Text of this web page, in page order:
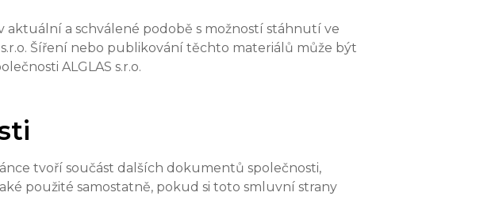
aktuální a schválené podobě s možností stáhnutí ve
Šíření nebo publikování těchto materiálů může být
ALGLAS s.r.o.
tvoří součást dalších dokumentů společnosti,
použité samostatně, pokud si toto smluvní strany